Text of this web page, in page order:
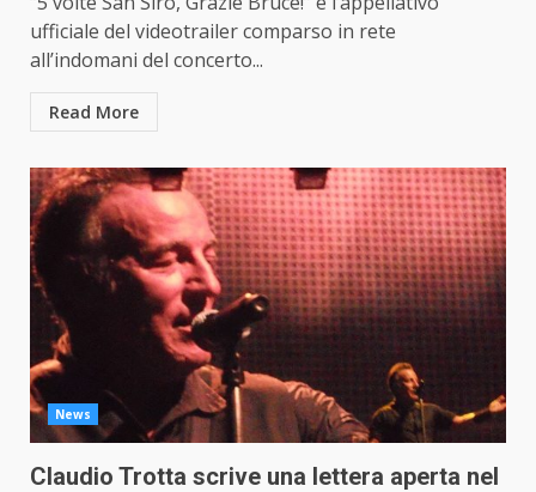
ufficiale del videotrailer comparso in rete
all’indomani del concerto...
Read More
News
Claudio Trotta scrive una lettera aperta nel